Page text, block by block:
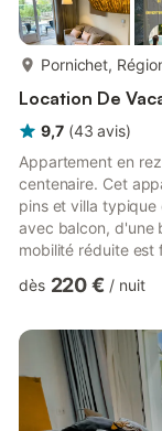
Pornichet,
Location De
9,7 (43 avis)
Appartement en
centenaire. Cet
pins et villa typique
avec balcon, d'une
mobilité réduite est
matériel de cuisson
la plage à 2
endroit propice au
dès 220 € / nuit